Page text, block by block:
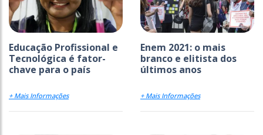
Educação Profissional e
Tecnológica é fator-
chave para o país
+ Mais Informações
Enem 2021: o mais
branco e elitista dos
últimos anos
+ Mais Informações